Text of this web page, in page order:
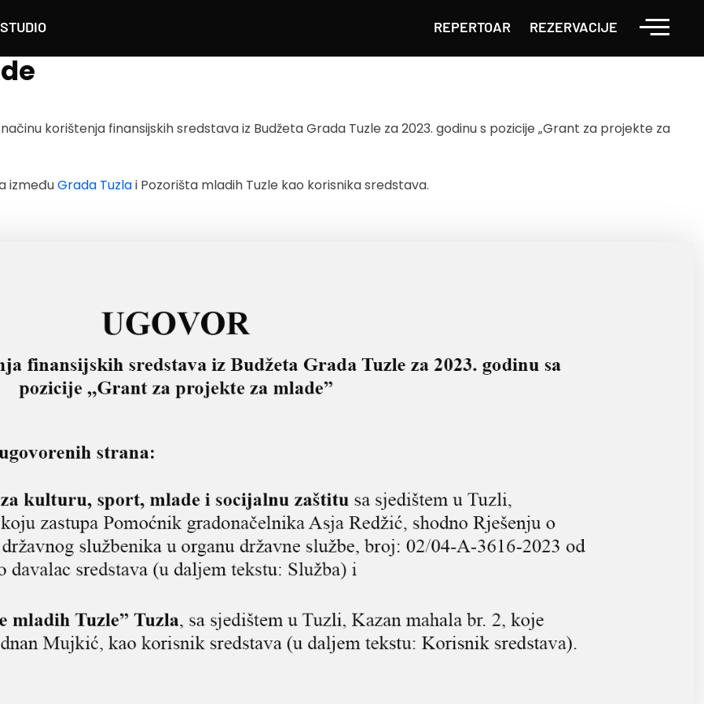
REPERTOAR REZERVACIJE
korištenja finansijskih sredstava iz Budžeta Grada Tuzle za 2023. godinu s pozicije „Grant za projekte za
izmeđuGrada Tuzlai Pozorišta mladih Tuzle kao korisnika sredstava.